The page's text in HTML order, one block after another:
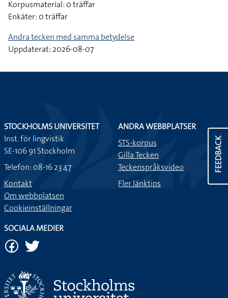
Korpusmaterial: 0 träffar
Enkäter: 0 träffar
Andra tecken med samma betydelse
Uppdaterat: 2026-08-07
FEEDBACK
STOCKHOLMS UNIVERSITET
Inst. för lingvistik
SE-106 91 Stockholm
Telefon: 08-16 23 47
Kontakt
Om webbplatsen
Cookieinställningar
ANDRA WEBBPLATSER
STS-korpus
Gilla Tecken
Teckenspråksvideo
Fler länktips
SOCIALA MEDIER